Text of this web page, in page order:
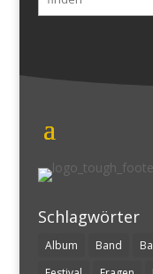
nach:
Schlagwörter
Album Band